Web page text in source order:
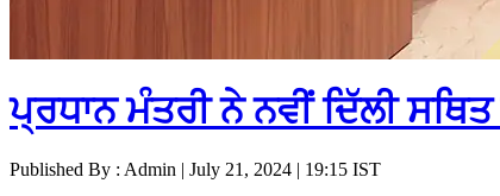
ਪ੍ਰਧਾਨ ਮੰਤਰੀ ਨੇ ਨਵੀਂ ਦਿੱਲੀ
Published By : Admin | July 21, 2024 | 19:15 IST